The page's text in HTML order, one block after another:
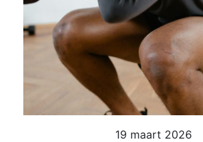
19 maart 2026